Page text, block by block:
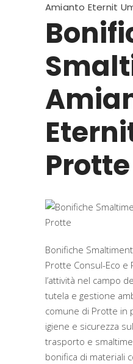
Amianto Eternit
Protte
Bonifiche
Protte Consul-Eco e
l’attività nel campo
tutela e gestione
comune di Protte in
igiene e sicurezza
trasporto e
bonifica di materiali